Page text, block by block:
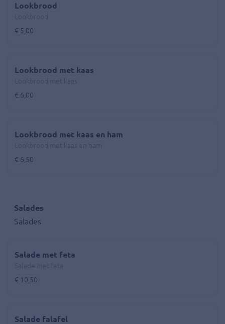
Lookbrood
€ 5,00
Lookbrood met kaas
€ 6,00
Lookbrood met kaas en ham
€ 6,50
Salades
Salades
Salade met feta
€ 10,50
Salade falafel